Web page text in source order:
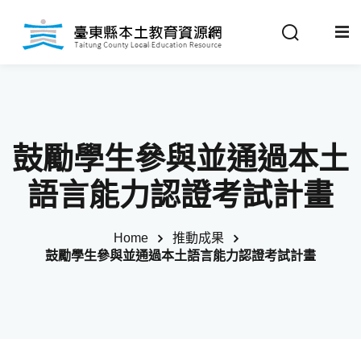
新消息
策法規
動成果
鼓勵學生參與並通過本土
語言能力認證考試計畫
Home
推動成果
鼓勵學生參與並通過本土語言能力認證考試計畫
Sign in Sign up